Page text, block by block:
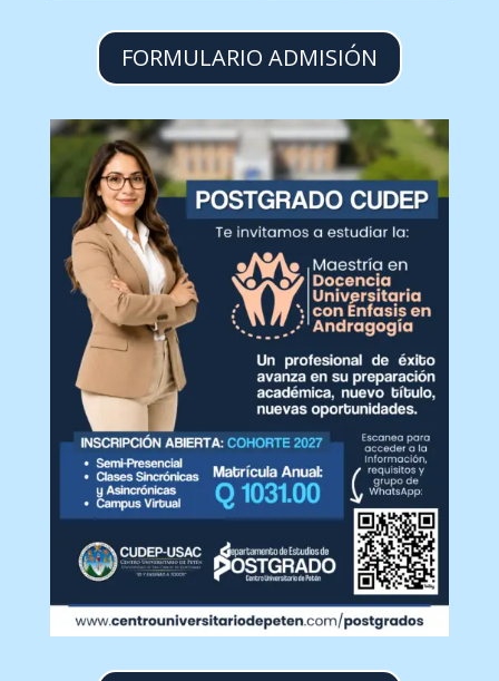
FORMULARIO ADMISIÓN